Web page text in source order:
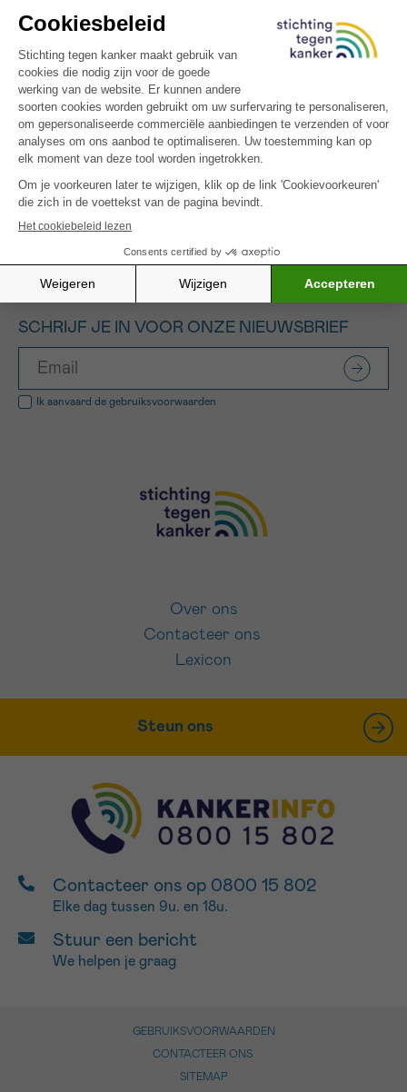
de hypothese willen testen dat EWS-FLI1 ook
de tumorontwikkeling
bevordert door de productie
van eiwitten te beïnvloeden na de synthese van
mRNA. Deze herevaluatie van de moleculaire
functies van EWS-FLI1 zou moeten leiden tot
nieuwe behandelingsmogelijkheden.
Alle gefinancierde projecten
SCHRIJF JE IN VOOR ONZE NIEUWSBRIEF
Ik aanvaard de gebruiksvoorwaarden
Over ons
Contacteer ons
Lexicon
Steun ons
Contacteer ons op 0800 15 802
Elke dag tussen 9u. en 18u.
Stuur een bericht
We helpen je graag
GEBRUIKSVOORWAARDEN
CONTACTEER ONS
SITEMAP